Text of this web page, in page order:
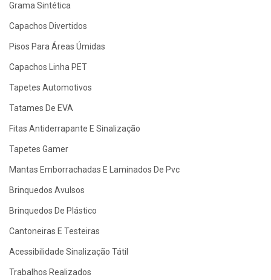
Grama Sintética
Capachos Divertidos
Pisos Para Áreas Úmidas
Capachos Linha PET
Tapetes Automotivos
Tatames De EVA
Fitas Antiderrapante E Sinalização
Tapetes Gamer
Mantas Emborrachadas E Laminados De Pvc
Brinquedos Avulsos
Brinquedos De Plástico
Cantoneiras E Testeiras
Acessibilidade Sinalização Tátil
Trabalhos Realizados